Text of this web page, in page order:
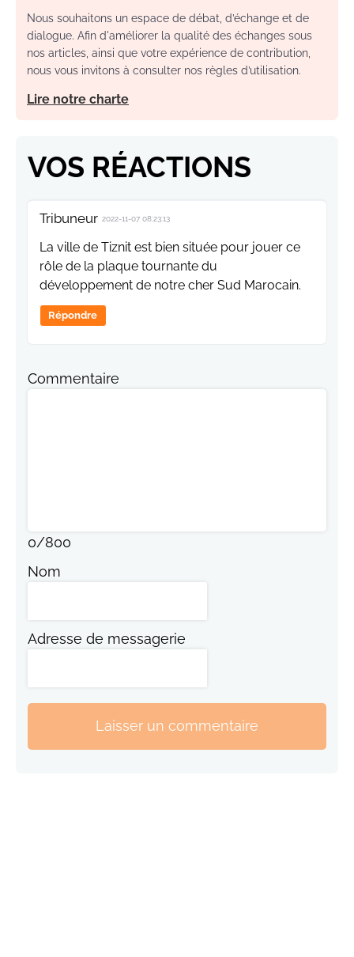
Nous souhaitons un espace de débat, d’échange et de
dialogue. Afin d'améliorer la qualité des échanges sous
nos articles, ainsi que votre expérience de contribution,
nous vous invitons à consulter nos règles d’utilisation.
Lire notre charte
VOS RÉACTIONS
Tribuneur 2022-11-07 08:23:13
La ville de Tiznit est bien située pour jouer ce
rôle de la plaque tournante du
développement de notre cher Sud Marocain.
Répondre
Commentaire
0/800
Nom
Adresse de messagerie
Laisser un commentaire